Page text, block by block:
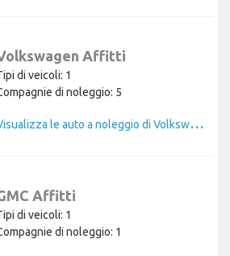
Affitti
di veicoli: 1
di noleggio: 5
V
isualizza le auto a noleggio di Volkswagen
Affitti
di veicoli: 1
di noleggio: 1